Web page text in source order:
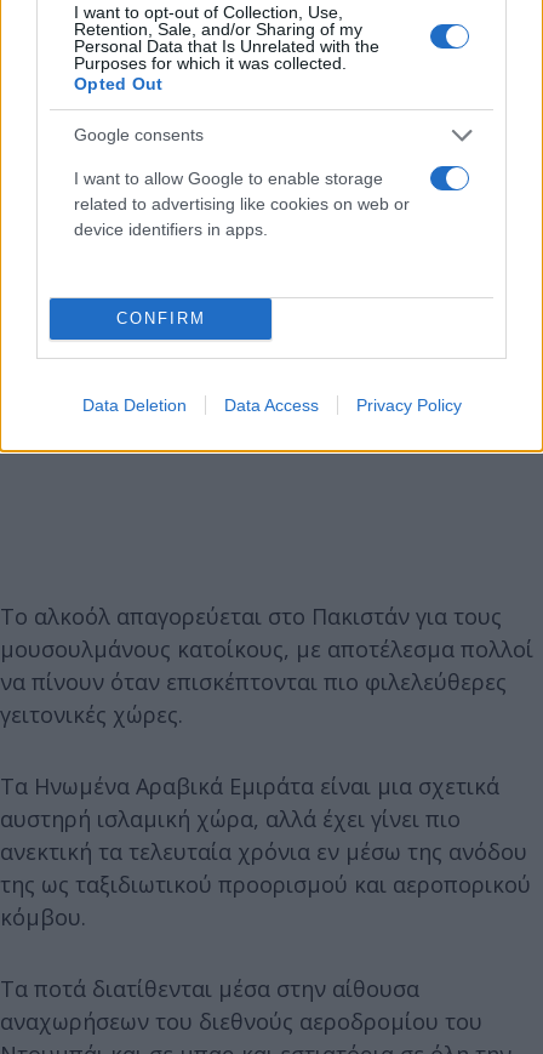
I want to opt-out of Collection, Use,
Retention, Sale, and/or Sharing of my
Personal Data that Is Unrelated with the
Purposes for which it was collected.
Opted Out
Google consents
I want to allow Google to enable storage
related to advertising like cookies on web or
device identifiers in apps.
CONFIRM
Data Deletion Data Access Privacy Policy
Το αλκοόλ απαγορεύεται στο Πακιστάν για τους
μουσουλμάνους κατοίκους, με αποτέλεσμα πολλοί
να πίνουν όταν επισκέπτονται πιο φιλελεύθερες
γειτονικές χώρες.
Τα Ηνωμένα Αραβικά Εμιράτα είναι μια σχετικά
αυστηρή ισλαμική χώρα, αλλά έχει γίνει πιο
ανεκτική τα τελευταία χρόνια εν μέσω της ανόδου
της ως ταξιδιωτικού προορισμού και αεροπορικού
κόμβου.
Τα ποτά διατίθενται μέσα στην αίθουσα
αναχωρήσεων του διεθνούς αεροδρομίου του